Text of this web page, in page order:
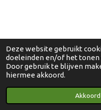
Deze website gebruikt
doeleinden en/of het tonen
Door gebruik te blijven
hiermee akkoord.
Akkoord